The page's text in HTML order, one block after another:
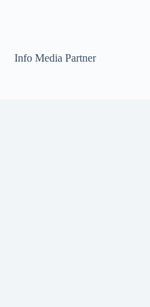
Info Media Partner